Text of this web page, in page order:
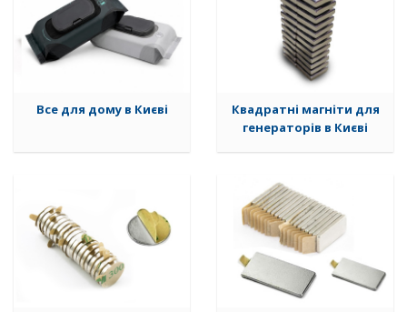
Все для дому в Києві
Квадратні магніти для
генераторів в Києві